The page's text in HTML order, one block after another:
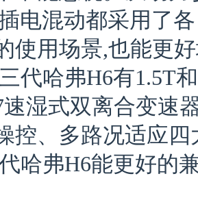
电混动都采用了
使用场景,也能更
代哈弗H6有1.5T
速湿式双离合变速
控、多路况适应
哈弗H6能更好的